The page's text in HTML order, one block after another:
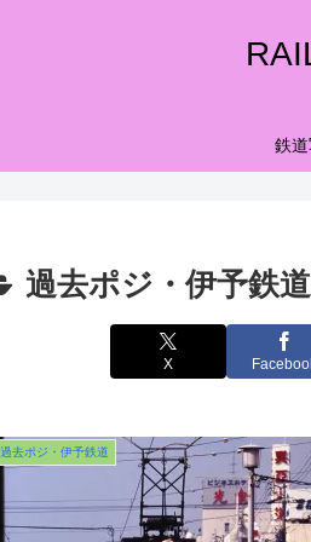
鉄
過去ポジ・伊予鉄道
X
過去ポジ・伊予鉄道